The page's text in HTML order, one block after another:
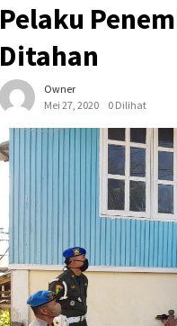
Pelaku
Ditahan
Owner
Mei 27, 2020
0 Dilihat